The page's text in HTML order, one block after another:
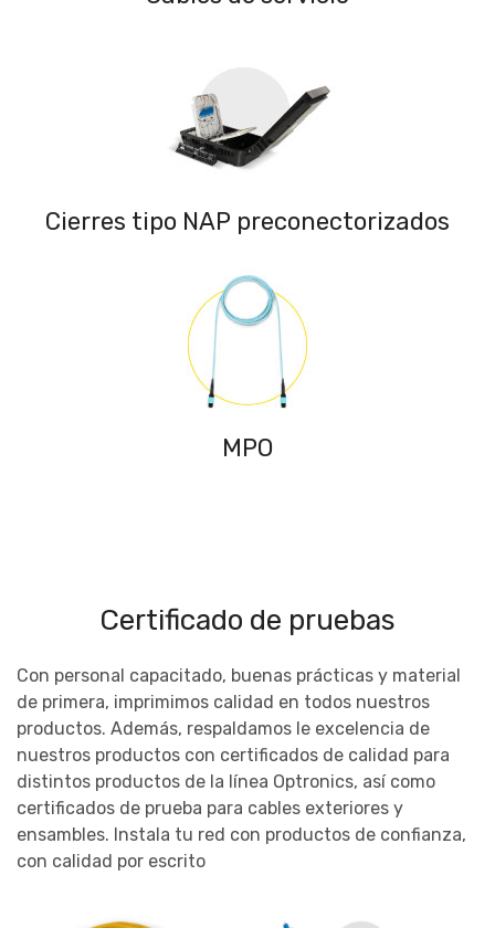
Cierres tipo NAP preconectorizados
MPO
Certificado de pruebas
Con personal capacitado, buenas prácticas y material
de primera, imprimimos calidad en todos nuestros
productos. Además, respaldamos le excelencia de
nuestros productos con certificados de calidad para
distintos productos de la línea Optronics, así como
certificados de prueba para cables exteriores y
ensambles. Instala tu red con productos de confianza,
con calidad por escrito